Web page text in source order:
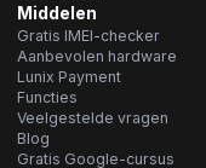
Middelen
Gratis IMEI-checker
Aanbevolen hardware
Lunix Payment
Functies
Veelgestelde vragen
Blog
Gratis Google-cursus